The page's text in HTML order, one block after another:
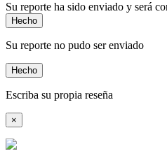
Su reporte ha sido enviado y será
Hecho
Su reporte no pudo ser enviado
Hecho
Escriba su propia reseña
×